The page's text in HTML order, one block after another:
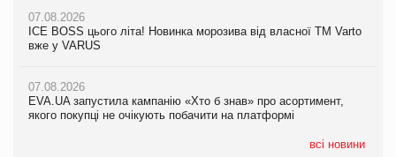
07.08.2026
ICE BOSS цього літа! Новинка морозива від власної ТМ Varto
вже у VARUS
07.08.2026
EVA.UA запустила кампанію «Хто б знав» про асортимент,
якого покупці не очікують побачити на платформі
всі новини
06.08.2026
Смачна новинка для хвостатих: у VARUS з’явилися паучі
05.08.2026
Мережа супермаркетів VARUS купує мережу магазинів
Продажі Hugo Boss впали на 9%